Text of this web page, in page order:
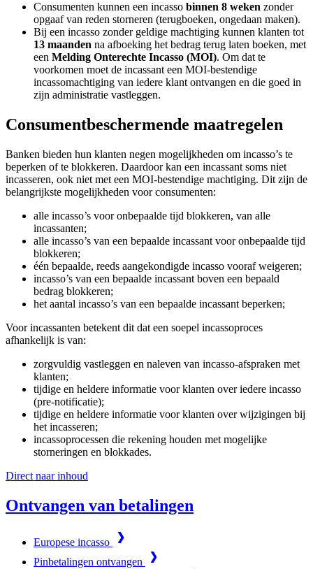
Consumenten kunnen een incasso binnen 8 weken zonder
opgaaf van reden storneren (terugboeken, ongedaan maken).
Bij een incasso zonder geldige machtiging kunnen klanten tot
13 maanden na afboeking het bedrag terug laten boeken, met
een Melding Onterechte Incasso (MOI). Om dat te
voorkomen moet de incassant een MOI-bestendige
incassomachtiging van iedere klant ontvangen en die goed in
zijn administratie vastleggen.
Consumentbeschermende maatregelen
Banken bieden hun klanten negen mogelijkheden om incasso’s te
beperken of te blokkeren. Daardoor kan een incassant soms niet
incasseren, ook niet met een MOI-bestendige machtiging. Dit zijn de
belangrijkste mogelijkheden voor consumenten:
alle incasso’s voor onbepaalde tijd blokkeren, van alle
incassanten;
alle incasso’s van een bepaalde incassant voor onbepaalde tijd
blokkeren;
één bepaalde, reeds aangekondigde incasso vooraf weigeren;
incasso’s van een bepaalde incassant boven een bepaald
bedrag blokkeren;
het aantal incasso’s van een bepaalde incassant beperken;
Voor incassanten betekent dit dat een soepel incassoproces
afhankelijk is van:
zorgvuldig vastleggen en naleven van incasso-afspraken met
klanten;
tijdige en heldere informatie voor klanten over iedere incasso
(pre-notificatie);
tijdige en heldere informatie voor klanten over wijzigingen bij
het incasseren;
incassoprocessen die rekening houden met mogelijke
storneringen en blokkades.
Direct naar inhoud
Ontvangen van betalingen
Europese incasso
Pinbetalingen ontvangen